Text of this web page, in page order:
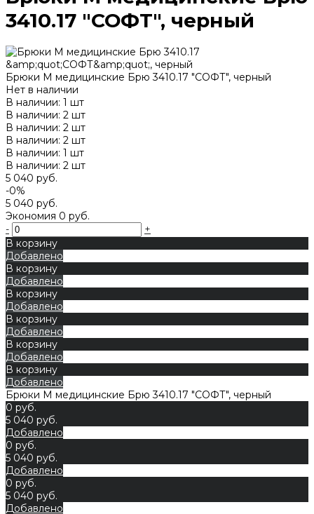
3410.17 "СОФТ", черный
Брюки М медицинские Брю 3410.17 "СОФТ", черный
Нет в наличии
В наличии: 1 шт
В наличии: 2 шт
В наличии: 2 шт
В наличии: 2 шт
В наличии: 1 шт
В наличии: 2 шт
5 040 руб.
-0%
5 040 руб.
Экономия 0 руб.
-
+
В корзину
Добавлено
В корзину
Добавлено
В корзину
Добавлено
В корзину
Добавлено
В корзину
Добавлено
В корзину
Добавлено
Брюки М медицинские Брю 3410.17 "СОФТ", черный
0 руб.
5 040 руб.
Добавлено
0 руб.
5 040 руб.
Добавлено
0 руб.
5 040 руб.
Добавлено